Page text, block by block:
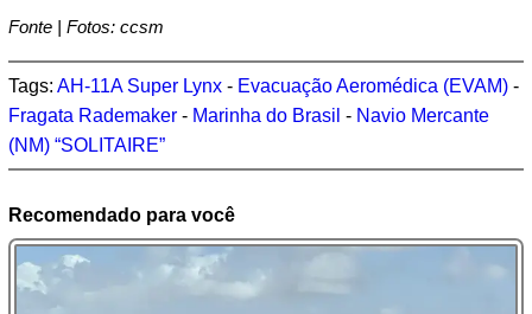
Fonte | Fotos: ccsm
Tags: AH-11A Super Lynx - Evacuação Aeromédica (EVAM) -
Fragata Rademaker - Marinha do Brasil - Navio Mercante
(NM) “SOLITAIRE”
Recomendado para você